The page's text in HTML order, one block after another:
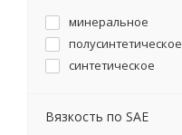
минеральное
полусинтетическое
синтетическое
Вязкость по SAE